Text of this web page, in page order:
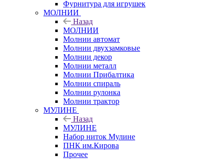
Фурнитура для игрушек
МОЛНИИ
Назад
МОЛНИИ
Молнии автомат
Молнии двухзамковые
Молнии декор
Молнии металл
Молнии Прибалтика
Молнии спираль
Молнии рулонка
Молнии трактор
МУЛИНЕ
Назад
МУЛИНЕ
Набор ниток Мулине
ПНК им.Кирова
Прочее